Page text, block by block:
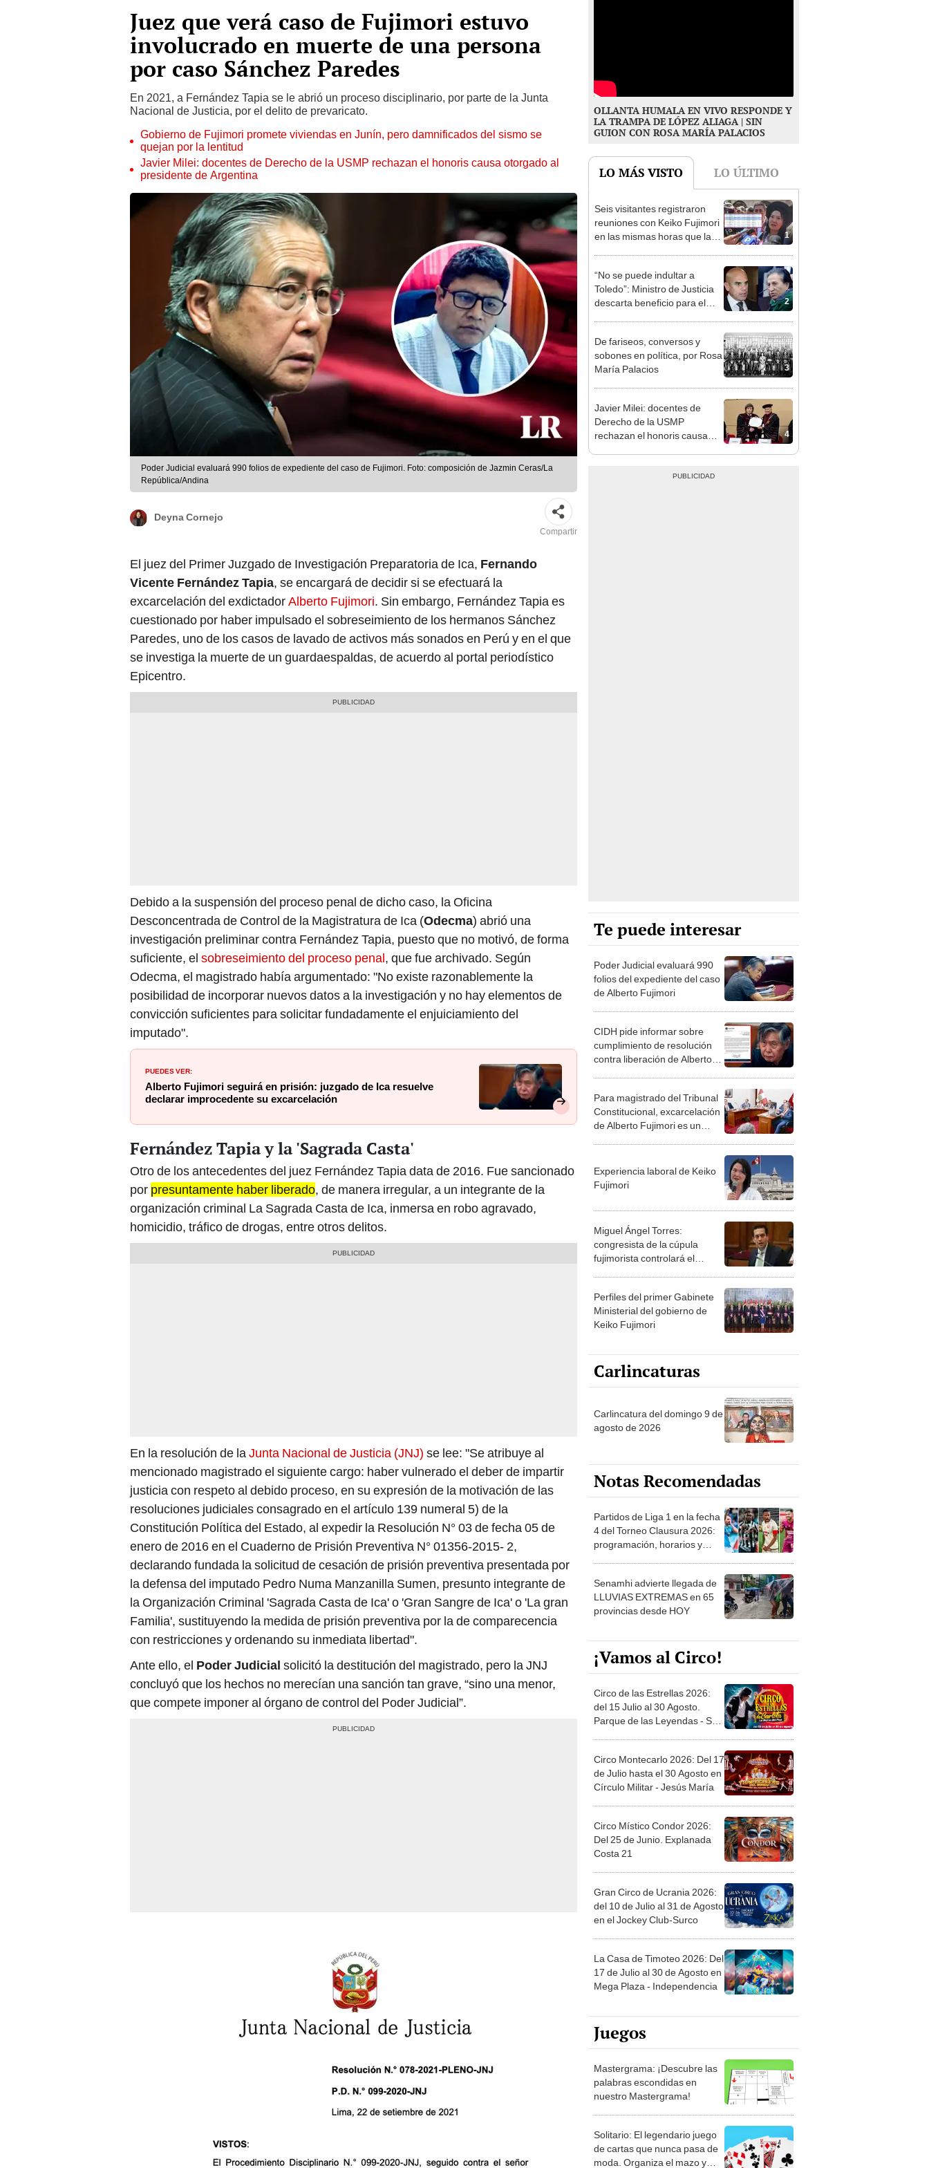
Juez que verá caso de Fujimori estuvo
involucrado en muerte de una persona
por caso Sánchez Paredes
En 2021, a Fernández Tapia se le abrió un proceso disciplinario, por parte de la Junta
Nacional de Justicia, por el delito de prevaricato.
Gobierno de Fujimori promete viviendas en Junín, pero damnificados del sismo se
quejan por la lentitud
Javier Milei: docentes de Derecho de la USMP rechazan el honoris causa otorgado al
presidente de Argentina
Poder Judicial evaluará 990 folios de expediente del caso de Fujimori. Foto: composición de Jazmin Ceras/La
República/Andina
Deyna Cornejo
Compartir
El juez del Primer Juzgado de Investigación Preparatoria de Ica, Fernando
Vicente Fernández Tapia, se encargará de decidir si se efectuará la
excarcelación del exdictadorAlberto Fujimori. Sin embargo, Fernández Tapia es
cuestionado por haber impulsado el sobreseimiento de los hermanos Sánchez
Paredes, uno de los casos de lavado de activos más sonados en Perú y en el que
se investiga la muerte de un guardaespaldas, de acuerdo al portal periodístico
Epicentro.
Debido a la suspensión del proceso penal de dicho caso, la Oficina
Desconcentrada de Control de la Magistratura de Ica (Odecma) abrió una
investigación preliminar contra Fernández Tapia, puesto que no motivó, de forma
suficiente, el sobreseimiento del proceso penal, que fue archivado. Según
Odecma, el magistrado había argumentado: "No existe razonablemente la
posibilidad de incorporar nuevos datos a la investigación y no hay elementos de
convicción suficientes para solicitar fundadamente el enjuiciamiento del
imputado".
PUEDES VER:
Alberto Fujimori seguirá en prisión: juzgado de Ica resuelve
declarar improcedente su excarcelación
Fernández Tapia y la 'Sagrada Casta'
Otro de los antecedentes del juez Fernández Tapia data de 2016. Fue sancionado
por presuntamente haber liberado, de manera irregular, a un integrante de la
organización criminal La Sagrada Casta de Ica, inmersa en robo agravado,
homicidio, tráfico de drogas, entre otros delitos.
En la resolución de laJunta Nacional de Justicia (JNJ) se lee: "Se atribuye al
mencionado magistrado el siguiente cargo: haber vulnerado el deber de impartir
justicia con respeto al debido proceso, en su expresión de la motivación de las
resoluciones judiciales consagrado en el artículo 139 numeral 5) de la
Constitución Política del Estado, al expedir la Resolución N° 03 de fecha 05 de
enero de 2016 en el Cuaderno de Prisión Preventiva N° 01356-2015- 2,
declarando fundada la solicitud de cesación de prisión preventiva presentada por
la defensa del imputado Pedro Numa Manzanilla Sumen, presunto integrante de
la Organización Criminal 'Sagrada Casta de Ica' o 'Gran Sangre de Ica' o 'La gran
Familia', sustituyendo la medida de prisión preventiva por la de comparecencia
con restricciones y ordenando su inmediata libertad".
Ante ello, el Poder Judicial solicitó la destitución del magistrado, pero la JNJ
concluyó que los hechos no merecían una sanción tan grave, “sino una menor,
que compete imponer al órgano de control del Poder Judicial”.
OLLANTA HUMALA EN VIVO RESPONDE Y
LA TRAMPA DE LÓPEZ ALIAGA | SIN
GUION CON ROSA MARÍA PALACIOS
LO MÁS VISTO LO ÚLTIMO
1
Seis visitantes registraron
reuniones con Keiko Fujimori
en las mismas horas que la
2
“No se puede indultar a
Toledo”: Ministro de Justicia
descarta beneficio para el
3
De fariseos, conversos y
sobones en política, por Rosa
María Palacios
4
Javier Milei: docentes de
Derecho de la USMP
rechazan el honoris causa
Te puede interesar
Poder Judicial evaluará 990
folios del expediente del caso
de Alberto Fujimori
CIDH pide informar sobre
cumplimiento de resolución
contra liberación de Alberto
Para magistrado del Tribunal
Constitucional, excarcelación
de Alberto Fujimori es un
Experiencia laboral de Keiko
Fujimori
Miguel Ángel Torres:
congresista de la cúpula
fujimorista controlará el
Perfiles del primer Gabinete
Ministerial del gobierno de
Keiko Fujimori
Carlincaturas
Carlincatura del domingo 9 de
agosto de 2026
Notas Recomendadas
Partidos de Liga 1 en la fecha
4 del Torneo Clausura 2026:
programación, horarios y
Senamhi advierte llegada de
LLUVIAS EXTREMAS en 65
provincias desde HOY
¡Vamos al Circo!
Circo de las Estrellas 2026:
del 15 Julio al 30 Agosto.
Parque de las Leyendas - San
Circo Montecarlo 2026: Del 17
de Julio hasta el 30 Agosto en
Círculo Militar - Jesús María
Circo Místico Condor 2026:
Del 25 de Junio. Explanada
Costa 21
Gran Circo de Ucrania 2026:
del 10 de Julio al 31 de Agosto
en el Jockey Club-Surco
La Casa de Timoteo 2026: Del
17 de Julio al 30 de Agosto en
Mega Plaza - Independencia
Juegos
Mastergrama: ¡Descubre las
palabras escondidas en
nuestro Mastergrama!
Solitario: El legendario juego
de cartas que nunca pasa de
moda. Organiza el mazo y